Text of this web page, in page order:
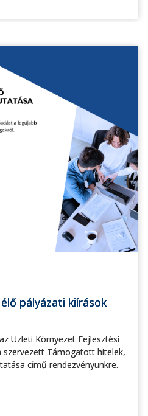
pályázati kiírások
Üzleti Környezet Fejlesztési
szervezett Támogatott hitelek,
című rendezvényünkre.